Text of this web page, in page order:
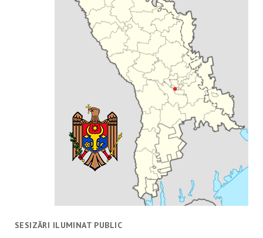
SESIZĂRI ILUMINAT PUBLIC